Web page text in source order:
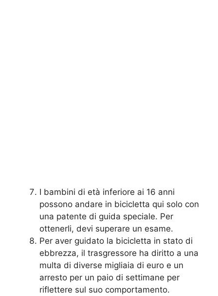
I bambini di età inferiore ai 16 anni
possono andare in bicicletta qui solo con
una patente di guida speciale. Per
ottenerli, devi superare un esame.
Per aver guidato la bicicletta in stato di
ebbrezza, il trasgressore ha diritto a una
multa di diverse migliaia di euro e un
arresto per un paio di settimane per
riflettere sul suo comportamento.